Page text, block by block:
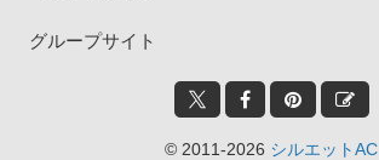
グループサイト
© 2011-2026 シルエットAC